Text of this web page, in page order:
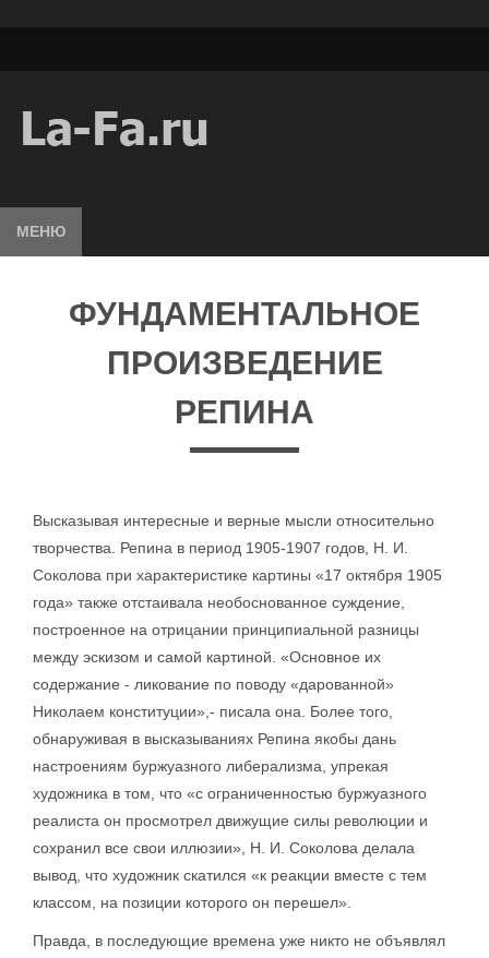
МЕНЮ
ФУНДАМЕНТАЛЬНОЕ
ПРОИЗВЕДЕНИЕ
РЕПИНА
Высказывая интересные и верные мысли относительно
творчества. Репина в период 1905-1907 годов, Н. И.
Соколова при характеристике картины «17 октября 1905
года» также отстаивала необоснованное суждение,
построенное на отрицании принципиальной разницы
между эскизом и самой картиной. «Основное их
содержание - ликование по поводу «дарованной»
Николаем конституции»,- писала она. Более того,
обнаруживая в высказываниях Репина якобы дань
настроениям буржуазного либерализма, упрекая
художника в том, что «с ограниченностью буржуазного
реалиста он просмотрел движущие силы революции и
сохранил все свои иллюзии», Н. И. Соколова делала
вывод, что художник скатился «к реакции вместе с тем
классом, на позиции которого он перешел».
Правда, в последующие времена уже никто не объявлял